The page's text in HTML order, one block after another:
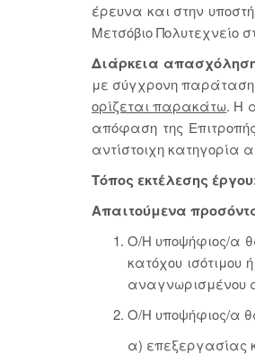
έρευνα και στην
Μετσόβιο Πολυτεχνείο
Διάρκεια
με σύγχρονη παράταση
ορίζεται παρακάτω. Η
απόφαση της
αντίστοιχη κατηγορία
Τόπος εκτέλεσης
Απαιτούμενα
Ο/Η υποψήφιος/α
κατόχου ισότιμου
αναγνωρισμένου
Ο/Η υποψήφιος/α
α) επεξεργασίας